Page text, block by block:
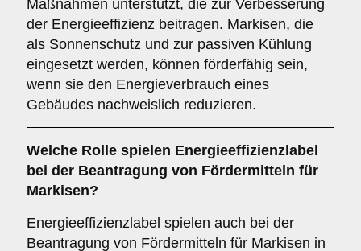
Maßnahmen unterstützt, die zur Verbesserung
der Energieeffizienz beitragen. Markisen, die
als Sonnenschutz und zur passiven Kühlung
eingesetzt werden, können förderfähig sein,
wenn sie den Energieverbrauch eines
Gebäudes nachweislich reduzieren.
Welche Rolle spielen Energieeffizienzlabel
bei der Beantragung von Fördermitteln für
Markisen?
Energieeffizienzlabel spielen auch bei der
Beantragung von Fördermitteln für Markisen in